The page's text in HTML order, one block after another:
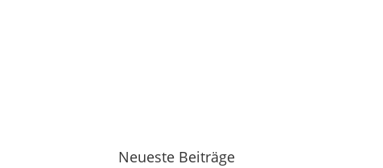
Neueste Beiträge